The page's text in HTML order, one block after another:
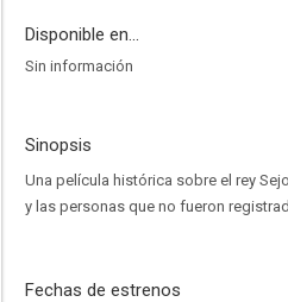
Disponible en...
Sin información
Sinopsis
Una película histórica sobre el rey
y las personas que no fueron
Fechas de estrenos